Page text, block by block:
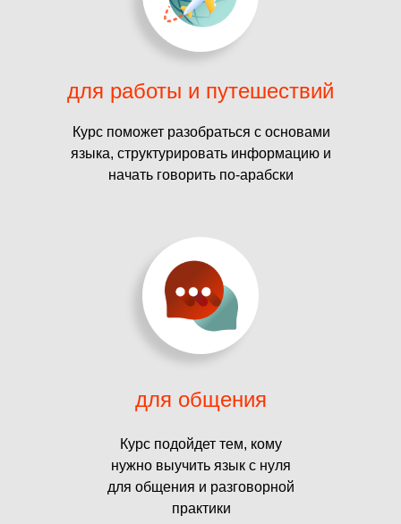
Курс поможет разобраться с основами
языка, структурировать информацию и
начать говорить по-арабски
Курс подойдет тем, кому
нужно выучить язык с нуля
для общения и разговорной
практики
для работы и путешествий
для общения